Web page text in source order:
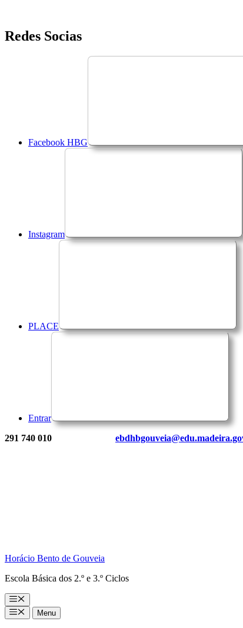
Saltar
para
Redes Socias
Facebook HBG
Instagram
PLACE
Entrar
291 740 010
Horácio Bento de Gouveia
Escola Básica dos 2.º e 3.º Ciclos
Menu
MenuMenu